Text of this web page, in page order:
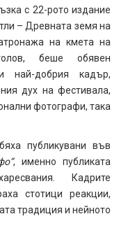
с 22-рото издание
– Древната земя на
на кмета на
беше обявен
най-добрия кадър,
дух на фестивала,
фотографи, така
публикувани във
, именно публиката
Кадрите
стотици реакции,
традиция и нейното